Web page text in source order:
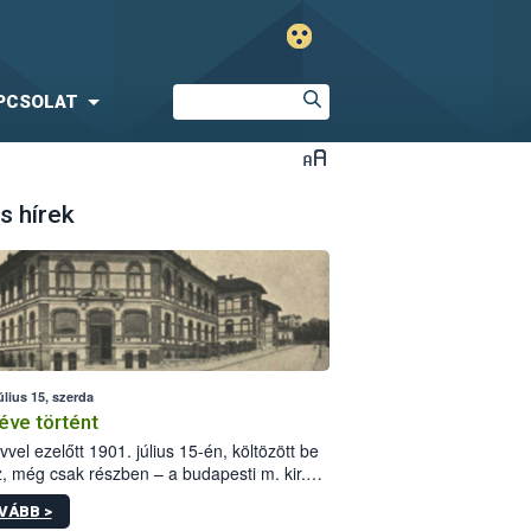
hírek
15, szerda
történt
ezelőtt 1901. július 15-én, költözött be
még csak részben – a budapesti m. kir.
állomás a Kis Rókus utca
alatti, Czigler Győző által tervezett új
>